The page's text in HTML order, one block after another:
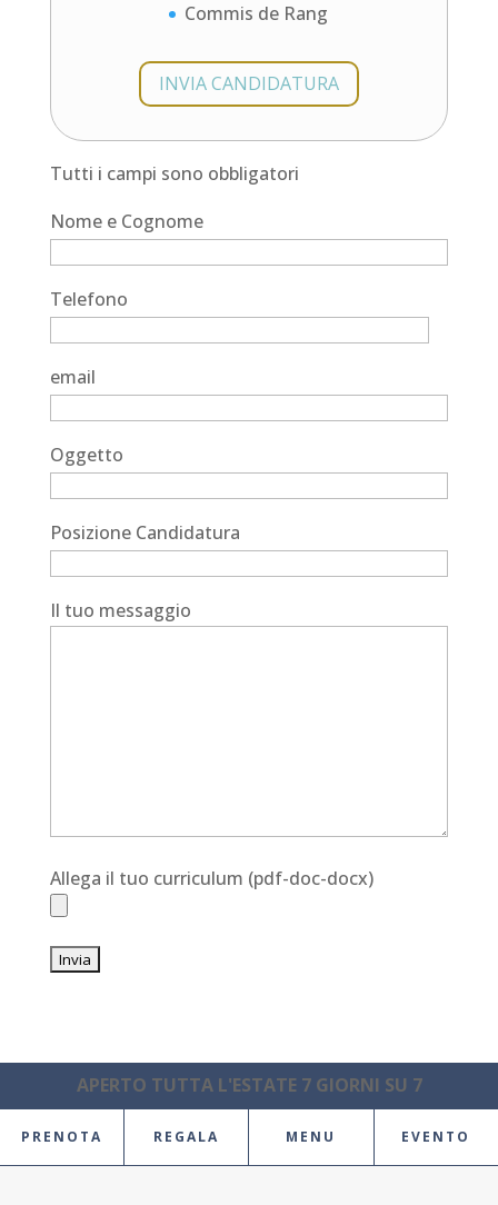
Commis de Rang
INVIA CANDIDATURA
Tutti i campi sono obbligatori
Nome e Cognome
Telefono
email
Oggetto
Posizione Candidatura
Il tuo messaggio
Allega il tuo curriculum (pdf-doc-docx)
APERTO TUTTA L'ESTATE 7 GIORNI SU 7
PRENOTA REGALA MENU EVENTO